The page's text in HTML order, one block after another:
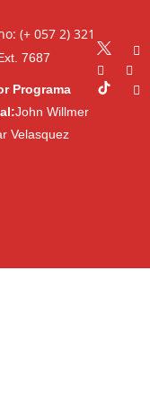
(+ 057 2) 321
7687
Programa
John Willmer
Velasquez